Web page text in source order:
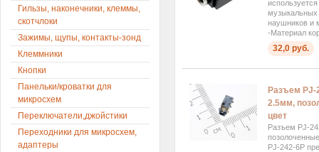
музыкальных
наушников и
-Материал
32,0 руб.
Разъем PJ-
2.5мм,
цвет
Разъем PJ-
PJ-242-6P
Гильзы, наконечники, клеммы,
скотчлоки
Зажимы, щупы, контакты-зонд
Клеммники
Кнопки
Панельки/кроватки для
микросхем
Переключатели,джойстики
Переходники для микросхем,
адаптеры